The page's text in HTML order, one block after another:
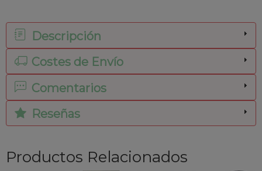
Descripción
Costes de Envío
Comentarios
Reseñas
Productos Relacionados